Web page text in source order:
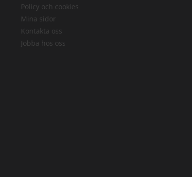
Policy och cookies
Mina sidor
Kontakta oss
Jobba hos oss